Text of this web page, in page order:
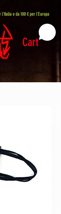
e da 100 € per l'Europa
Cart